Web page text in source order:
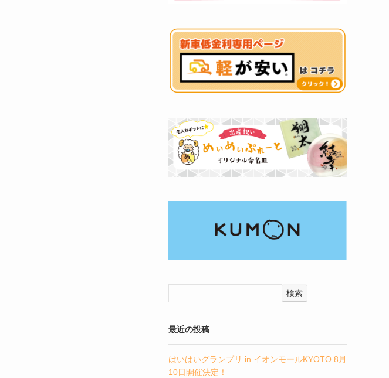
検索
最近の投稿
はいはいグランプリ in イオンモールKYOTO 8月
10日開催決定！